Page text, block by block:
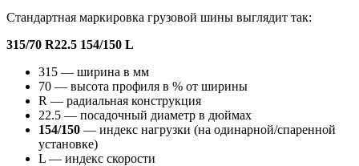
Стандартная маркировка грузовой шины выглядит так:
315/70 R22.5 154/150 L
315 — ширина в мм
70 — высота профиля в % от ширины
R — радиальная конструкция
22.5 — посадочный диаметр в дюймах
154/150 — индекс нагрузки (на одинарной/спаренной
установке)
L — индекс скорости